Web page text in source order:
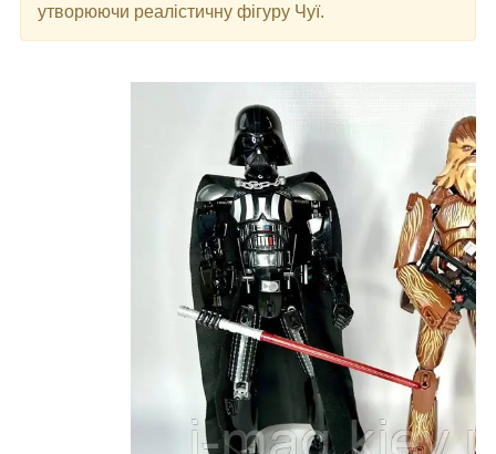
утворюючи реалістичну фігуру Чуї.